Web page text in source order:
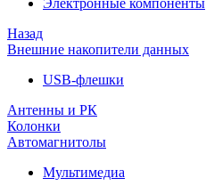
Электронные компоненты
Назад
Внешние накопители данных
USB-флешки
Антенны и РК
Колонки
Автомагнитолы
Мультимедиа